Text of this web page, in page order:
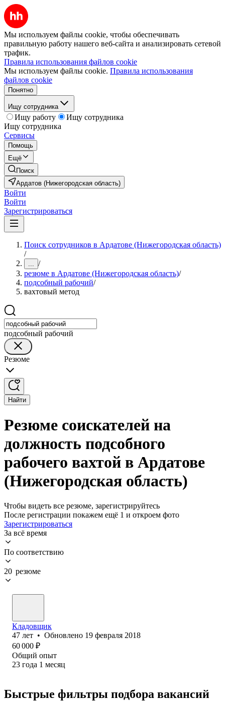
Мы используем файлы cookie, чтобы обеспечивать
правильную работу нашего веб-сайта и анализировать сетевой
трафик.
Правила использования файлов cookie
Мы используем файлы cookie. Правила использования
файлов cookie
Понятно
Ищу сотрудника
Ищу работу
Ищу сотрудника
Ищу сотрудника
Сервисы
Помощь
Ещё
Поиск
Ардатов (Нижегородская область)
Войти
Войти
Зарегистрироваться
Поиск сотрудников в Ардатове (Нижегородская область)
/
... /
резюме в Ардатове (Нижегородская область)/
подсобный рабочий/
вахтовый метод
подсобный рабочий
Резюме
Найти
Резюме соискателей на
должность подсобного
рабочего вахтой в Ардатове
(Нижегородская область)
Чтобы видеть все резюме, зарегистрируйтесь
После регистрации покажем ещё 1 и откроем фото
Зарегистрироваться
За всё время
По соответствию
20 резюме
Кладовщик
47 лет • Обновлено 19 февраля 2018
60 000 ₽
Общий опыт
23 года 1 месяц
Быстрые фильтры подбора вакансий